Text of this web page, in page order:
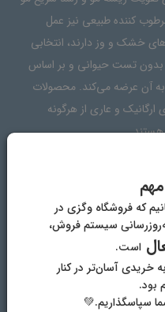
کننده طبیعی نیز عمل
خشک و وز دارند، انتخابی
بدون تست حیوانی و بر اساس
آن عرضه می‌کند. محصولات
و عاری از هرگونه
که فروشگاه وگزی در
سیستم فروش،
است.
خریدی آسان‌تر در کنار
بود.
سپاسگذاریم.💚